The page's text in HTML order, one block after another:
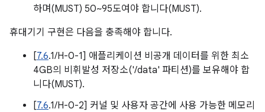
하며(MUST) 50~95도여야 합니다(MUST).
휴대기기 구현은 다음을 충족해야 합니다.
[7.6.1/H-0-1] 애플리케이션 비공개 데이터를 위한 최소
4GB의 비휘발성 저장소('/data' 파티션)를 보유해야 합
니다(MUST).
[7.6.1/H-0-2] 커널 및 사용자 공간에 사용 가능한 메모리